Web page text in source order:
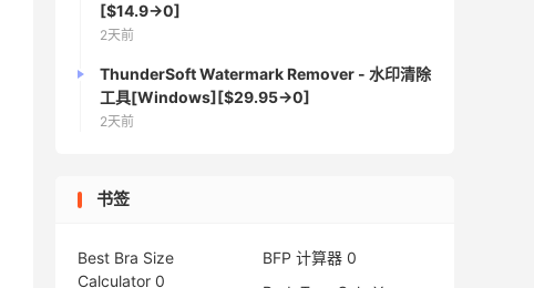
[$14.9→0]
2天前
ThunderSoft Watermark Remover - 水印清除
工具[Windows][$29.95→0]
2天前
书签
Best Bra Size
Calculator 0
BFP 计算器 0